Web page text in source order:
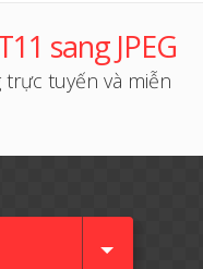
sang JPEG
trực tuyến và miễn